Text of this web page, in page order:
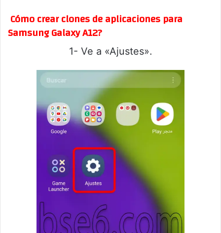
Cómo crear clones de aplicaciones para
Samsung Galaxy A12?
1- Ve a «Ajustes».